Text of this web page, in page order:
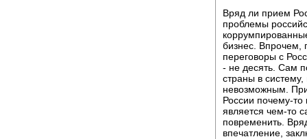
Вряд ли прием
проблемы
бизнес. Впрочем,
переговоры с
- не десять. Сам
страны в
невозможным.
России почему-то
является чем-то
повременить.
впечатление,